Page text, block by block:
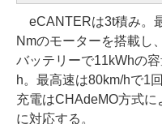
eCANTERは3t積み。
Nmのモーターを搭載し
バッテリーで11kWhの
h。最高速は80km/hで1
充電はCHAdeMO方式
に対応する。